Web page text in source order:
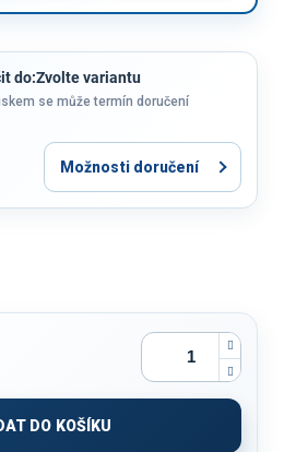
do:Zvolte variantu
se může termín doručení
Možnosti doručení
DO KOŠÍKU